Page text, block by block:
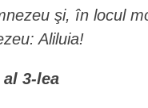
şi, în locul
Aliluia!
3-lea